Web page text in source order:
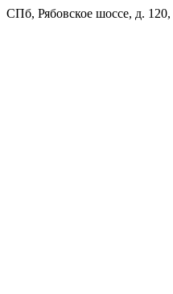
СПб, Рябовское шоссе, д.